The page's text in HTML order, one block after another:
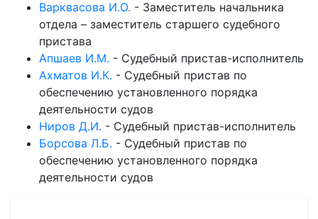
Варквасова И.О. - Заместитель начальника
отдела – заместитель старшего судебного
пристава
Апшаев И.М. - Судебный пристав-исполнитель
Ахматов И.К. - Судебный пристав по
обеспечению установленного порядка
деятельности судов
Ниров Д.И. - Судебный пристав-исполнитель
Борсова Л.Б. - Судебный пристав по
обеспечению установленного порядка
деятельности судов